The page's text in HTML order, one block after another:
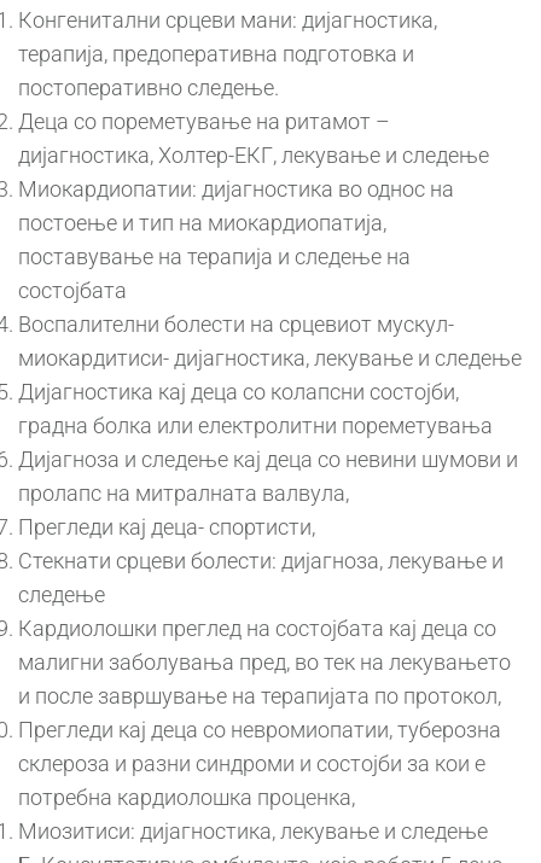
Конгенитални срцеви мани: дијагностика,
терапија, предоперативна подготовка и
постоперативно следење.
Деца со пореметување на ритамот –
дијагностика, Холтер-ЕКГ, лекување и следење
Миокардиопатии: дијагностика во однос на
постоење и тип на миокардиопатија,
поставување на терапија и следење на
состојбата
Воспалителни болести на срцевиот мускул-
миокардитиси- дијагностика, лекување и следење
Дијагностика кај деца со колапсни состојби,
градна болка или електролитни пореметувања
Дијагноза и следење кај деца со невини шумови и
пролапс на митралната валвула,
Прегледи кај деца- спортисти,
Стекнати срцеви болести: дијагноза, лекување и
следење
Кардиолошки преглед на состојбата кај деца со
малигни заболувања пред, во тек на лекувањето
и после завршување на терапијата по протокол,
Прегледи кај деца со невромиопатии, туберозна
склероза и разни синдроми и состојби за кои е
потребна кардиолошка проценка,
Миозитиси: дијагностика, лекување и следење